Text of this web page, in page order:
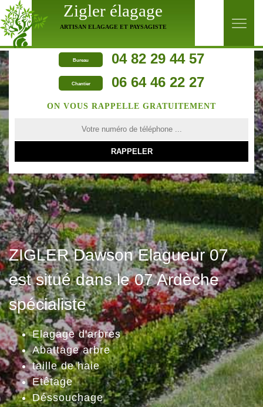
Zigler élagage
ARTISAN ELAGAGE ET PAYSAGISTE
Bureau 04 82 29 44 57
Chantier 06 64 46 22 27
ZIGLER Dawson Elagueur 07
est situé dans le 07 Ardèche
spécialiste
Elagage d'arbres
Abattage arbre
taille de haie
Etêtage
Déssouchage
ON VOUS RAPPELLE GRATUITEMENT